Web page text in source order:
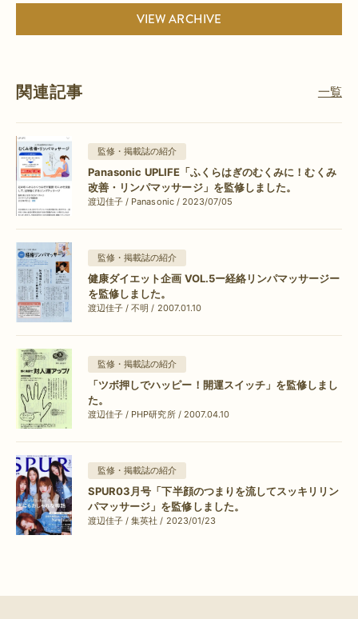
VIEW ARCHIVE
関連記事 一覧
監修・掲載誌の紹介
Panasonic UPLIFE「ふくらはぎのむくみに！むくみ
改善・リンパマッサージ」を監修しました。
渡辺佳子 / Panasonic / 2023/07/05
監修・掲載誌の紹介
健康ダイエット企画 VOL.5ー経絡リンパマッサージー
を監修しました。
渡辺佳子 / 不明 / 2007.01.10
監修・掲載誌の紹介
「ツボ押しでハッピー！開運スイッチ」を監修しまし
た。
渡辺佳子 / PHP研究所 / 2007.04.10
監修・掲載誌の紹介
SPUR03月号「下半顔のつまりを流してスッキリリン
パマッサージ」を監修しました。
渡辺佳子 / 集英社 / 2023/01/23